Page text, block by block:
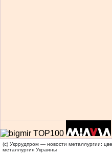
(c) Укррудпром — новости металлургии:
металлургия Украины